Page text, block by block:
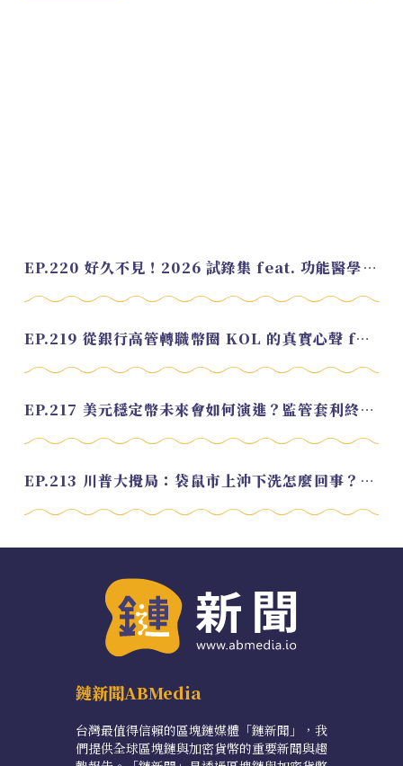
EP.220 好久不見！2026 試錄集 feat. 功能醫學營養師 美寶
EP.219 從銀行高管轉職幣圈 KOL 的真實心聲 feat.龜大
EP.217 美元穩定幣未來會如何演進？監管套利終將收斂？feat. 研究員 余哲安
EP.213 川普大攪局：袋鼠市上沖下洗怎麼回事？feat. Alvin
鏈新聞ABMedia
台灣最值得信賴的區塊鏈媒體「鏈新聞」，我
們提供全球區塊鏈與加密貨幣的重要新聞與趨